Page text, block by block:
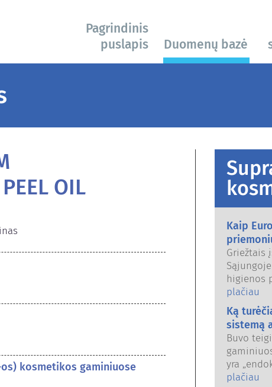
Pagrindinis
puslapis
Duomenų bazė
OIL
kosmetikos gaminiuose
Kaip
Griežtais
higienos
naudoti.
už
plačiau
Ką
sistemą
Buvo
yra
plačiau